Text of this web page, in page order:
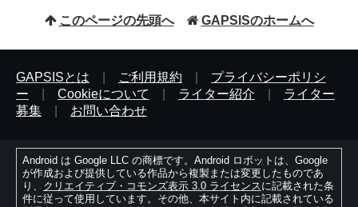
このページの先頭へ GAPSISのホームへ
GAPSISとは ご利用規約
プライバシーポリシ
ー
Cookieについて ライター紹介
ライター
募集
お問い合わせ
Android は Google LLC の商標です。Android ロボットは、Google
が作成および提供している作品から複製または変更したものであ
り、 クリエイティブ・コモンズ表示 3.0 ライセンスに記載された条
件に従って使用しています。その他、本サイト内に記載されている